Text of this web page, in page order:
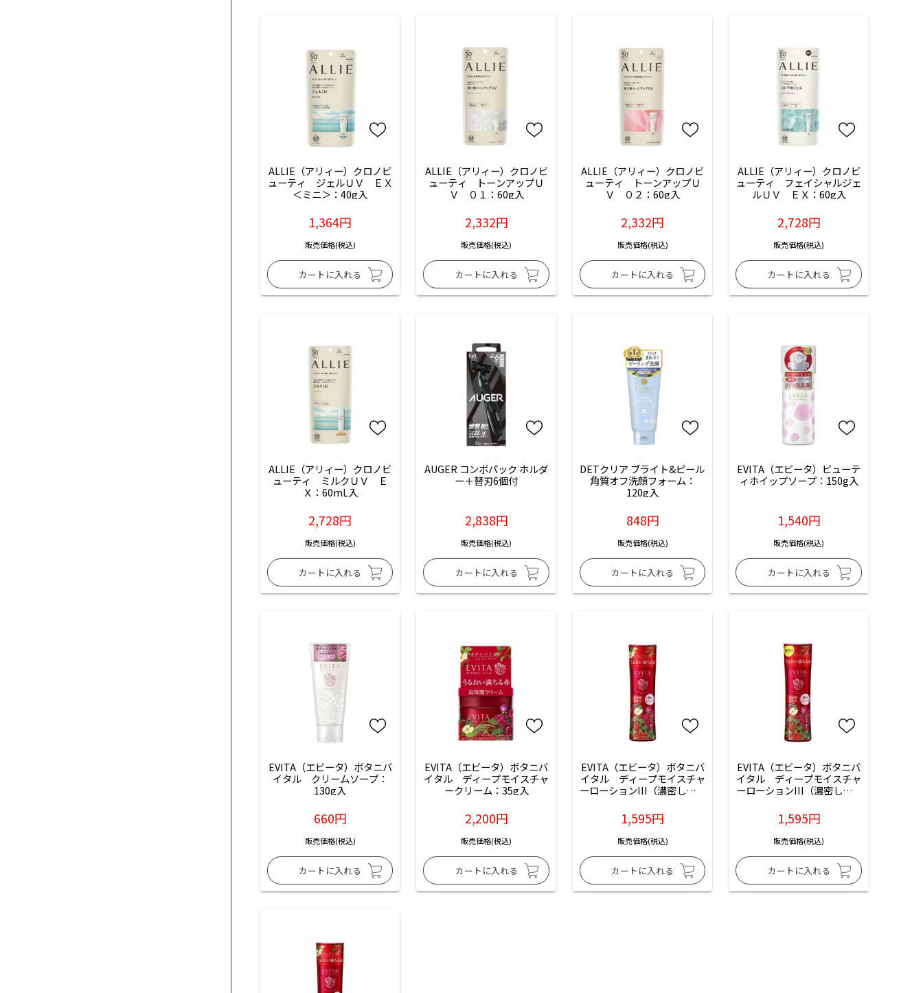
ALLIE（アリィー）クロノビ
ューティ　ジェルＵＶ　ＥＸ
＜ミニ＞：40g入
1,364円
販売価格(税込)
ALLIE（アリィー）クロノビ
ューティ　トーンアップＵ
Ｖ　０１：60g入
2,332円
販売価格(税込)
ALLIE（アリィー）クロノビ
ューティ　トーンアップＵ
Ｖ　０２：60g入
2,332円
販売価格(税込)
ALLIE（アリィー）クロノビ
ューティ　フェイシャルジェ
ルＵＶ　ＥＸ：60g入
2,728円
販売価格(税込)
ALLIE（アリィー）クロノビ
ューティ　ミルクＵＶ　Ｅ
Ｘ：60mL入
2,728円
販売価格(税込)
AUGER コンボパック ホルダ
ー＋替刃6個付
2,838円
販売価格(税込)
DETクリア ブライト&ピール
角質オフ洗顔フォーム：
120g入
848円
販売価格(税込)
EVITA（エビータ）ビューテ
ィホイップソープ：150g入
1,540円
販売価格(税込)
EVITA（エビータ）ボタニバ
イタル　クリームソープ：
130g入
660円
販売価格(税込)
EVITA（エビータ）ボタニバ
イタル　ディープモイスチャ
ークリーム：35g入
2,200円
販売価格(税込)
EVITA（エビータ）ボタニバ
イタル　ディープモイスチャ
ーローションIII（濃密しっと
り）：180mL入
1,595円
販売価格(税込)
EVITA（エビータ）ボタニバ
イタル　ディープモイスチャ
ーローションIII（濃密しっと
1,595円
販売価格(税込)